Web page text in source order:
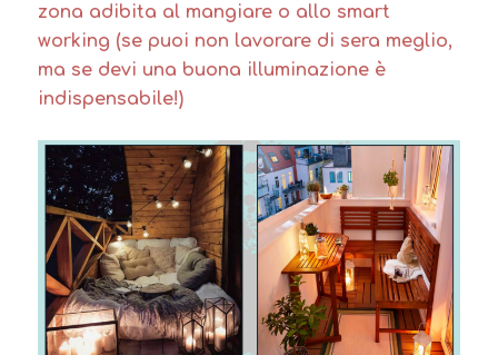
zona adibita al mangiare o allo smart
working (se puoi non lavorare di sera meglio,
ma se devi una buona illuminazione è
indispensabile!)